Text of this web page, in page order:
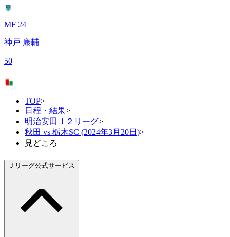
MF 24
神戸 康輔
50
TOP>
日程・結果>
明治安田Ｊ２リーグ>
秋田 vs 栃木SC (2024年3月20日)>
見どころ
Ｊリーグ公式サービス